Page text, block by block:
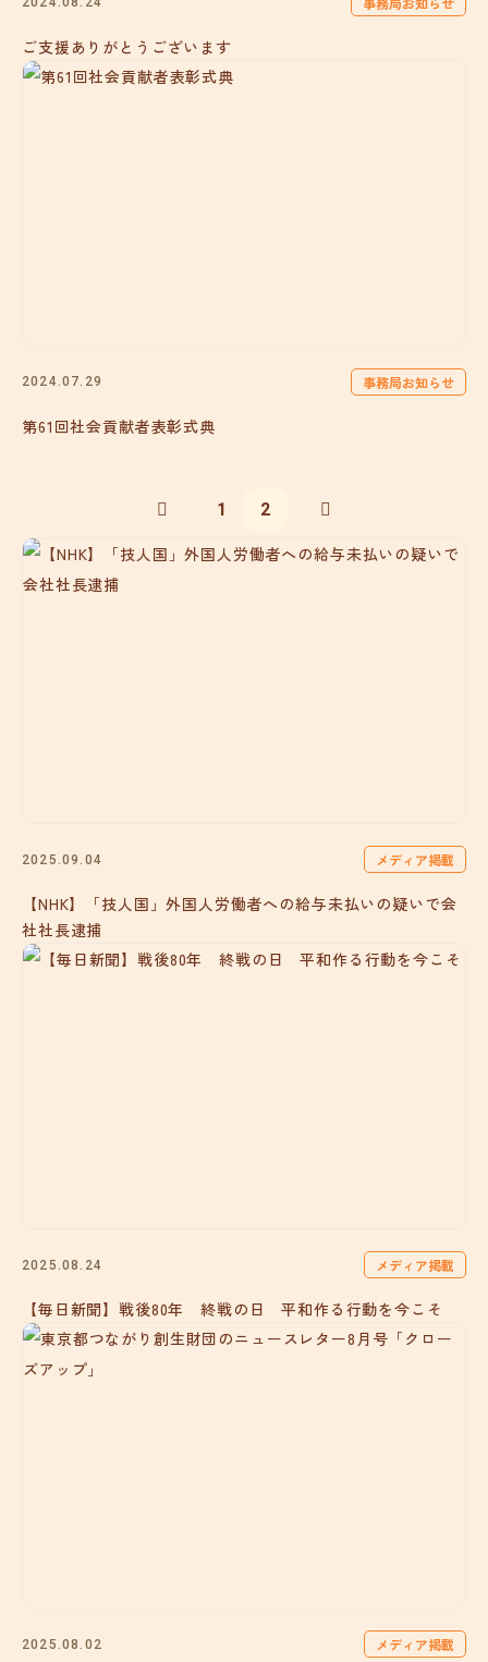
ご支援ありがとうございます
2024.07.29 事務局お知らせ
第61回社会貢献者表彰式典
1 2
2025.09.04 メディア掲載
【NHK】「技人国」外国人労働者への給与未払いの疑いで会
社社長逮捕
2025.08.24 メディア掲載
【毎日新聞】戦後80年 終戦の日 平和作る行動を今こそ
2025.08.02 メディア掲載